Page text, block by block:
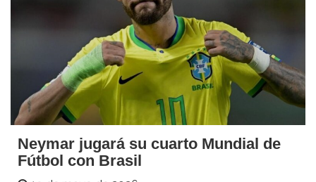
Neymar jugará su cuarto Mundial de
Fútbol con Brasil